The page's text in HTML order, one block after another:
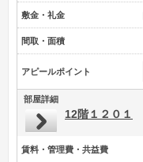
敷金・礼金
間取・面積
アピールポイント
部屋詳細
12階１２０１
賃料・管理費・共益費